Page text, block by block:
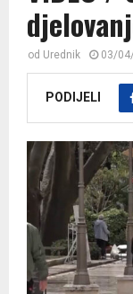
od Urednik 03/
PODIJELI